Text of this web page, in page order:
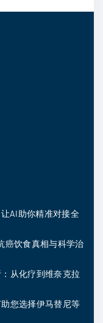
AI助你精准对接全
癌饮食真相与科学治
从化疗到维奈克拉
您选择伊马替尼等